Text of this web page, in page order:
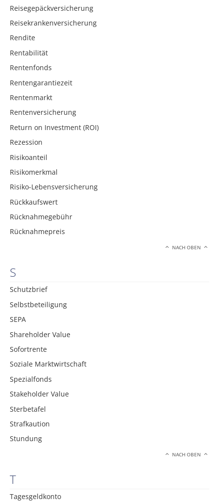
Reisegepäckversicherung
Reisekrankenversicherung
Rendite
Rentabilität
Rentenfonds
Rentengarantiezeit
Rentenmarkt
Rentenversicherung
Return on Investment (ROI)
Rezession
Risikoanteil
Risikomerkmal
Risiko-Lebensversicherung
Rückkaufswert
Rücknahmegebühr
Rücknahmepreis
NACH OBEN
S
Schutzbrief
Selbstbeteiligung
SEPA
Shareholder Value
Sofortrente
Soziale Marktwirtschaft
Spezialfonds
Stakeholder Value
Sterbetafel
Strafkaution
Stundung
NACH OBEN
T
Tagesgeldkonto